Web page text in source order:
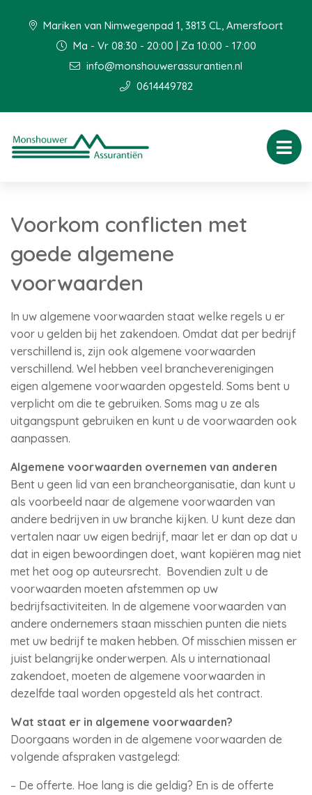
Mariken van Nimwegenpad 1, 3813 CL, Amersfoort
Ma - Vr 08:30 - 20:00 | Za 10:00 - 17:00
info@monshouwerassurantien.nl
0614449782
Voorkom conflicten met
goede algemene
voorwaarden
In uw algemene voorwaarden staat welke regels u er
voor u gelden bij het zakendoen. Omdat dat per bedrijf
verschillend is, zijn ook algemene voorwaarden
verschillend. Wel hebben veel brancheverenigingen
eigen algemene voorwaarden opgesteld. Soms bent u
verplicht om die te gebruiken. Soms mag u ze als
uitgangspunt gebruiken en kunt u de voorwaarden ook
aanpassen.
Algemene voorwaarden overnemen van anderen
Bent u geen lid van een brancheorganisatie, dan kunt u
als voorbeeld naar de algemene voorwaarden van
andere bedrijven in uw branche kijken. U kunt deze dan
vertalen naar uw eigen bedrijf, maar let er dan op dat u
dat in eigen bewoordingen doet, want kopiëren mag niet
met het oog op auteursrecht. Bovendien zult u de
voorwaarden moeten afstemmen op uw
bedrijfsactiviteiten. In de algemene voorwaarden van
andere ondernemers staan misschien punten die niets
met uw bedrijf te maken hebben. Of misschien missen er
juist belangrijke onderwerpen. Als u internationaal
zakendoet, moeten de algemene voorwaarden in
dezelfde taal worden opgesteld als het contract.
Wat staat er in algemene voorwaarden?
Doorgaans worden in de algemene voorwaarden de
volgende afspraken vastgelegd:
– De offerte. Hoe lang is die geldig? En is de offerte